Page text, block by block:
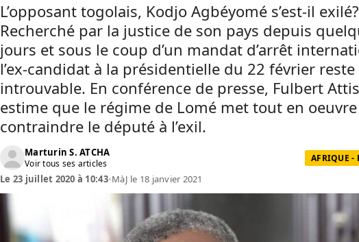
L’opposant togolais, Kodjo Agbéyomé s’est-il exilé?
Recherché par la justice de son pays depuis
jours et sous le coup d’un mandat d’arrêt
l’ex-candidat à la présidentielle du 22 février reste
introuvable. En conférence de presse, Fulbert
estime que le régime de Lomé met tout en
contraindre le député à l’exil.
Marturin S. ATCHA
Voir tous ses articles AFRIQUE -
Le 23 juillet 2020 à 10:43•MàJ le 18 janvier 2021